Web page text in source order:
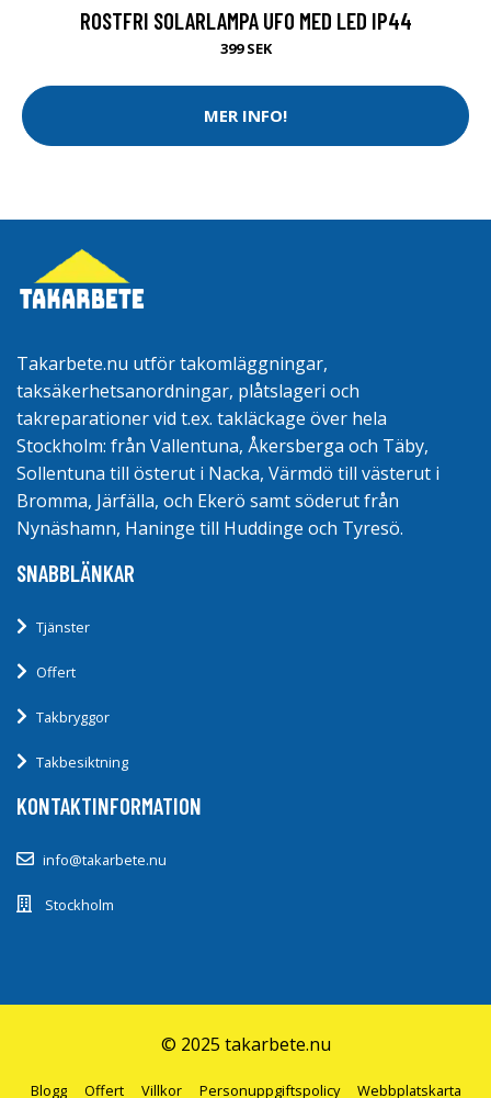
ROSTFRI SOLARLAMPA UFO MED LED IP44
399 SEK
MER INFO!
Takarbete.nu utför takomläggningar,
taksäkerhetsanordningar, plåtslageri och
takreparationer vid t.ex. takläckage över hela
Stockholm: från Vallentuna, Åkersberga och Täby,
Sollentuna till österut i Nacka, Värmdö till västerut i
Bromma, Järfälla, och Ekerö samt söderut från
Nynäshamn, Haninge till Huddinge och Tyresö.
SNABBLÄNKAR
Tjänster
Offert
Takbryggor
Takbesiktning
KONTAKTINFORMATION
info@takarbete.nu
Stockholm
© 2025 takarbete.nu
Blogg Offert Villkor Personuppgiftspolicy Webbplatskarta